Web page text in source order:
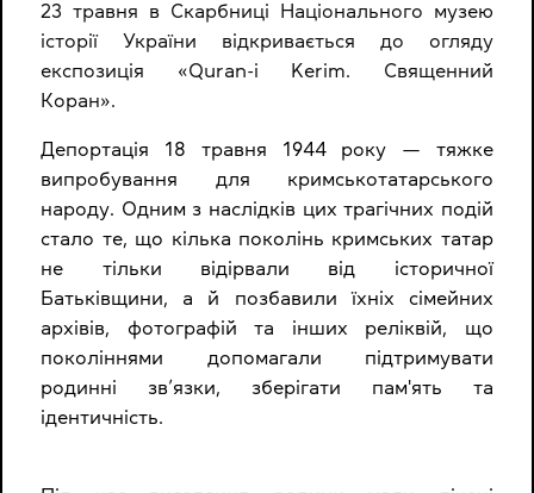
23 травня в Скарбниці Національного музею
історії України відкривається до огляду
експозиція «Quran-i Kerim. Священний
Коран».
Депортація 18 травня 1944 року — тяжке
випробування для кримськотатарського
народу. Одним з наслідків цих трагічних подій
стало те, що кілька поколінь кримських татар
не тільки відірвали від історичної
Батьківщини, а й позбавили їхніх сімейних
архівів, фотографій та інших реліквій, що
поколіннями допомагали підтримувати
родинні зв’язки, зберігати пам'ять та
ідентичність.